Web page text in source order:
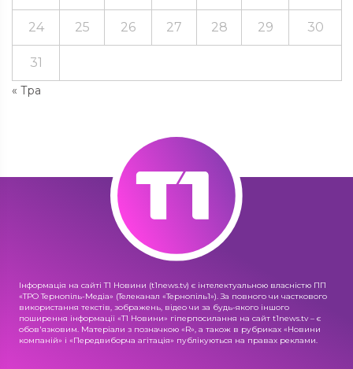
« Тра
24 25 26 27 28 29 30
31
Інформація на сайті Т1 Новини (t1news.tv) є інтелектуальною власністю ПП
«ТРО Тернопіль-Медіа» (Телеканал «Тернопіль1»). За повного чи часткового
використання текстів, зображень, відео чи за будь-якого іншого
поширення інформації «Т1 Новини» гіперпосилання на сайт t1news.tv – є
обов'язковим. Матеріали з позначкою «R», а також в рубриках «Новини
компаній» і «Передвиборча агітація» публікуються на правах реклами.